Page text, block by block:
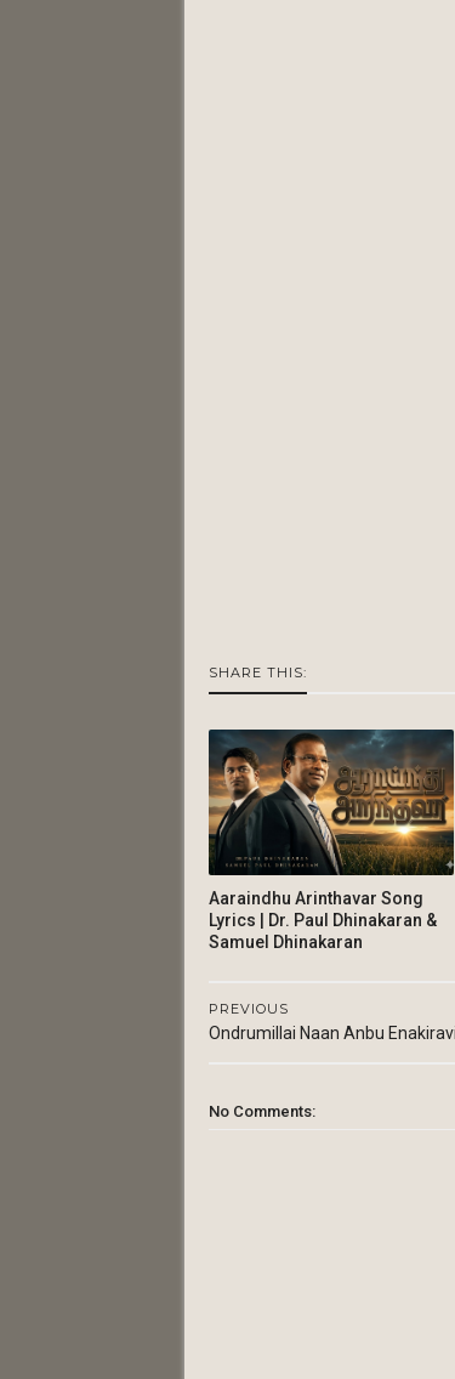
SHARE THIS:
Aaraindhu Arinthavar Song
Lyrics | Dr. Paul Dhinakaran &
Samuel Dhinakaran
PREVIOUS
Ondrumillai Naan Anbu
No Comments: